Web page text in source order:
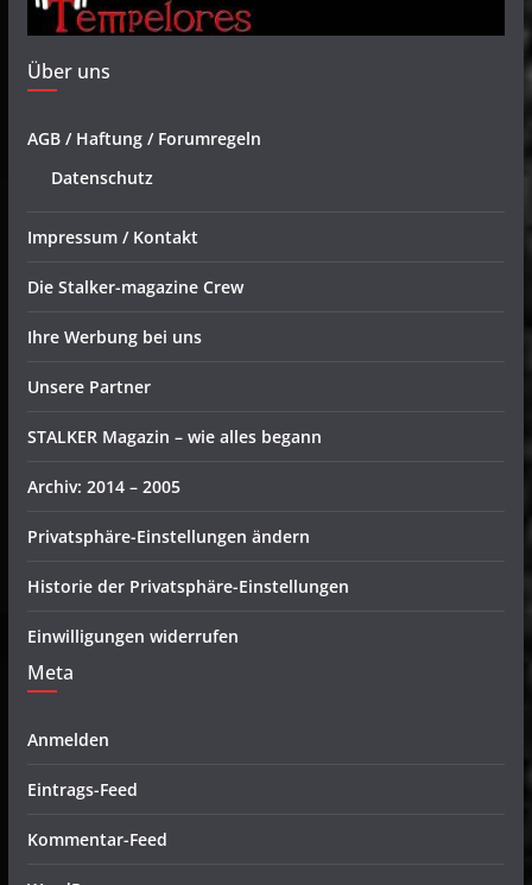
Über uns
AGB / Haftung / Forumregeln
Datenschutz
Impressum / Kontakt
Die Stalker-magazine Crew
Ihre Werbung bei uns
Unsere Partner
STALKER Magazin – wie alles begann
Archiv: 2014 – 2005
Privatsphäre-Einstellungen ändern
Historie der Privatsphäre-Einstellungen
Einwilligungen widerrufen
Meta
Anmelden
Eintrags-Feed
Kommentar-Feed